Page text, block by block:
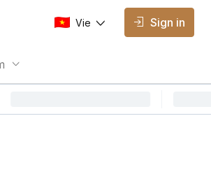
Vie Sign in